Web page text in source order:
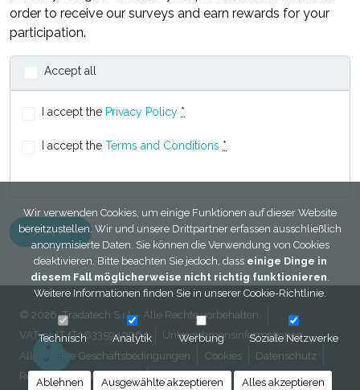
Wir verwenden Cookies, um einige Funktionen auf dieser Website
bereitzustellen. Wir und unsere Drittpartner erfassen ausschließlich
anonymisierte Daten. Sie können die Verwendung von Cookies
deaktivieren. Bitte beachten Sie jedoch, dass einige Dinge in
diesem Fall möglicherweise nicht richtig funktionieren
Weitere Informationen finden Sie in unserer Cookie-Richtlinie
Technisch Analytik Werbung Soziale Netzwerke
Ablehnen Ausgewählte akzeptieren Alles akzeptieren
order to receive our surveys and earn rewards for your
participation.
Accept all
I accept the Privacy Policy *
I accept the Terms and Conditions *
© 2026, Tradatech S.r.l. - Alle Rechte vorbehalten.
VAT nr. IT IT08335940964
Unternehmensinformationen
Allgemeine Geschäftsbedingungen
Cookies
Datenschutz
Rechtliche informationen
Kontakt